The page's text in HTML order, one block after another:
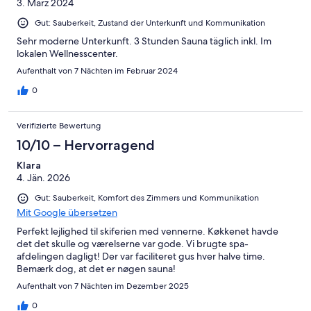
Ungenügend
3. März 2024
Gut: Sauberkeit, Zustand der Unterkunft und Kommunikation
Sehr moderne Unterkunft. 3 Stunden Sauna täglich inkl. Im
lokalen Wellnesscenter.
Aufenthalt von 7 Nächten im Februar 2024
0
Verifizierte Bewertung
10/10 – Hervorragend
Klara
4. Jän. 2026
Gut: Sauberkeit, Komfort des Zimmers und Kommunikation
Mit Google übersetzen
Perfekt lejlighed til skiferien med vennerne. Køkkenet havde
det det skulle og værelserne var gode. Vi brugte spa-
afdelingen dagligt! Der var faciliteret gus hver halve time.
Bemærk dog, at det er nøgen sauna!
Aufenthalt von 7 Nächten im Dezember 2025
0